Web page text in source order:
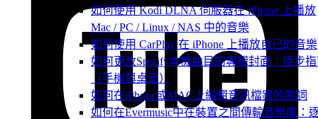
如何使用 Kodi DLNA 伺服器在 iPhone 上播放
Mac / PC / Linux / NAS 中的音樂
如何使用 CarPlay 在 iPhone 上播放自己的音樂
如何更改Spotify本機曲目的專輯封面：逐步
（手機與桌面）
如何在iPhone或MAC上編輯音訊檔案的歌詞
如何在Evermusic中在裝置之間傳輸音樂庫：